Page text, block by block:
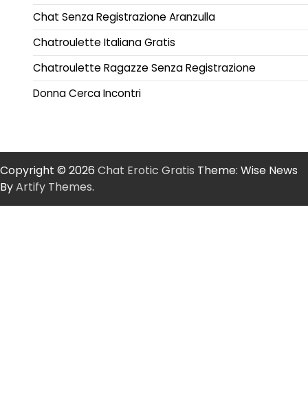
Chat Senza Registrazione Aranzulla
Chatroulette Italiana Gratis
Chatroulette Ragazze Senza Registrazione
Donna Cerca Incontri
Copyright © 2026 Chat Erotic Gratis Theme: Wise News
ByArtify Themes.